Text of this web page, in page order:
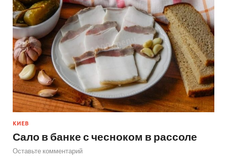
КИЕВ
Сало в банке с чесноком в рассоле
Оставьте комментарий